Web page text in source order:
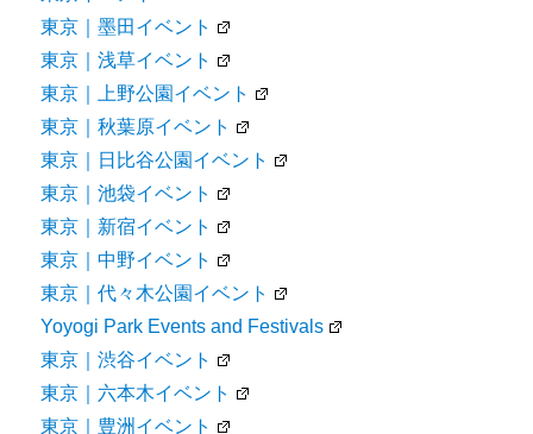
東京｜墨田イベント
東京｜浅草イベント
東京｜上野公園イベント
東京｜秋葉原イベント
東京｜日比谷公園イベント
東京｜池袋イベント
東京｜新宿イベント
東京｜中野イベント
東京｜代々木公園イベント
Yoyogi Park Events and Festivals
東京｜渋谷イベント
東京｜六本木イベント
東京｜豊洲イベント